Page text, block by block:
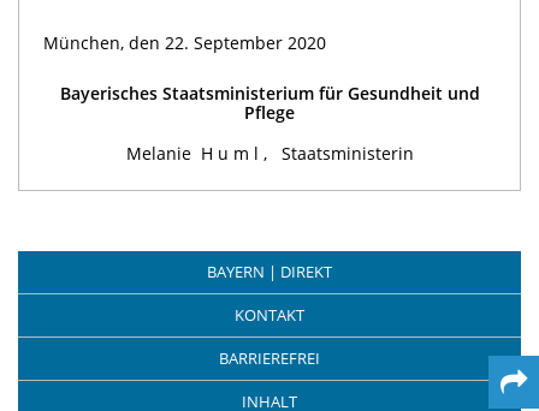
München, den 22. September 2020
Bayerisches Staatsministerium für Gesundheit und
Pflege
MelanieHuml, Staatsministerin
BAYERN | DIREKT
KONTAKT
BARRIEREFREI
INHALT